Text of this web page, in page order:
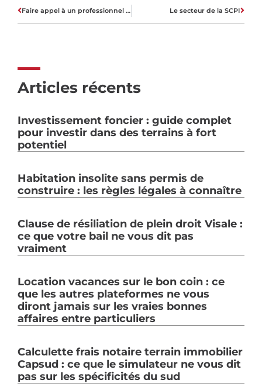
Faire appel à un professionnel soucieux de l’environnement pour faire construire sa maison Le secteur de la SCPI
Articles récents
Investissement foncier : guide complet
pour investir dans des terrains à fort
potentiel
Habitation insolite sans permis de
construire : les règles légales à connaître
Clause de résiliation de plein droit Visale :
ce que votre bail ne vous dit pas
vraiment
Location vacances sur le bon coin : ce
que les autres plateformes ne vous
diront jamais sur les vraies bonnes
affaires entre particuliers
Calculette frais notaire terrain immobilier
Capsud : ce que le simulateur ne vous dit
pas sur les spécificités du sud